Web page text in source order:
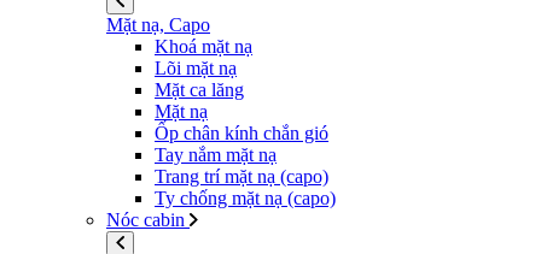
Mặt nạ, Capo
Khoá mặt nạ
Lõi mặt nạ
Mặt ca lăng
Mặt nạ
Ốp chân kính chắn gió
Tay nắm mặt nạ
Trang trí mặt nạ (capo)
Ty chống mặt nạ (capo)
Nóc cabin